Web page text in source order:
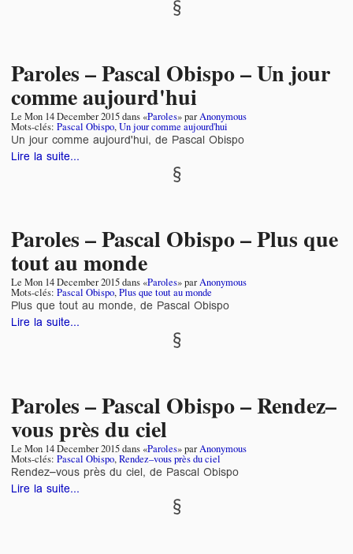
Paroles – Pascal Obispo – Un jour
comme aujourd'hui
Le Mon 14 December 2015dans «Paroles» parAnonymous
Mots-clés: Pascal Obispo,Un jour comme aujourd'hui
Un jour comme aujourd'hui, de Pascal Obispo
Lire la suite...
Paroles – Pascal Obispo – Plus que
tout au monde
Le Mon 14 December 2015dans «Paroles» parAnonymous
Mots-clés: Pascal Obispo,Plus que tout au monde
Plus que tout au monde, de Pascal Obispo
Lire la suite...
Paroles – Pascal Obispo – Rendez–
vous près du ciel
Le Mon 14 December 2015dans «Paroles» parAnonymous
Mots-clés: Pascal Obispo,Rendez–vous près du ciel
Rendez–vous près du ciel, de Pascal Obispo
Lire la suite...